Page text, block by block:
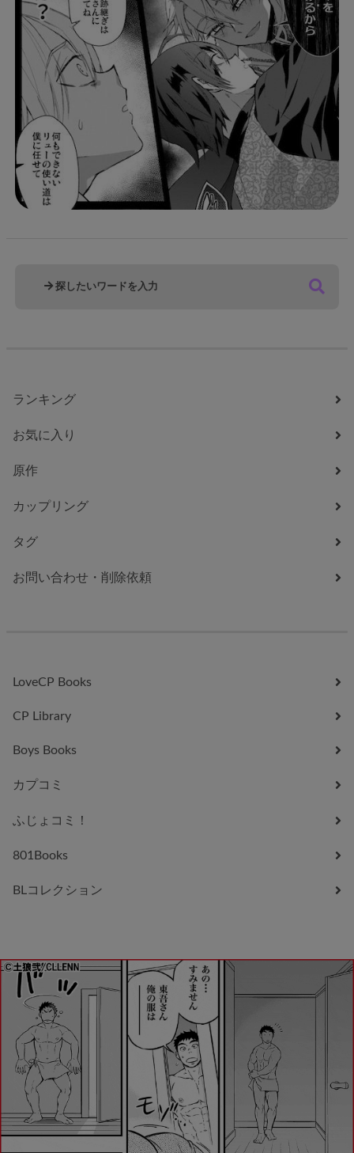
ランキング
お気に入り
原作
カップリング
タグ
お問い合わせ・削除依頼
LoveCP Books
CP Library
Boys Books
カプコミ
ふじょコミ！
801Books
BLコレクション